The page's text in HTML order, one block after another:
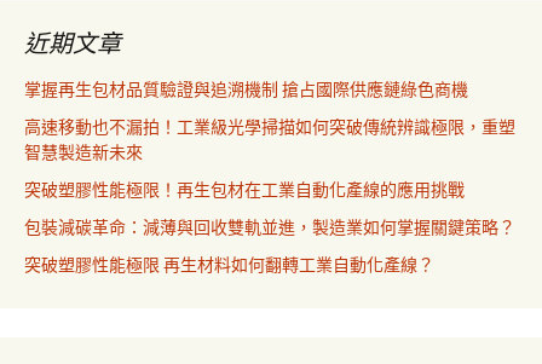
近期文章
掌握再生包材品質驗證與追溯機制 搶占國際供應鏈綠色商機
高速移動也不漏拍！工業級光學掃描如何突破傳統辨識極限，重塑
智慧製造新未來
突破塑膠性能極限！再生包材在工業自動化產線的應用挑戰
包裝減碳革命：減薄與回收雙軌並進，製造業如何掌握關鍵策略？
突破塑膠性能極限 再生材料如何翻轉工業自動化產線？